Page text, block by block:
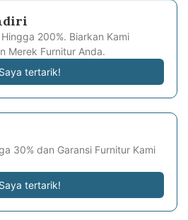
200%. Biarkan Kami
Merek Furnitur Anda.
Saya tertarik!
30% dan Garansi Furnitur Kami
Saya tertarik!